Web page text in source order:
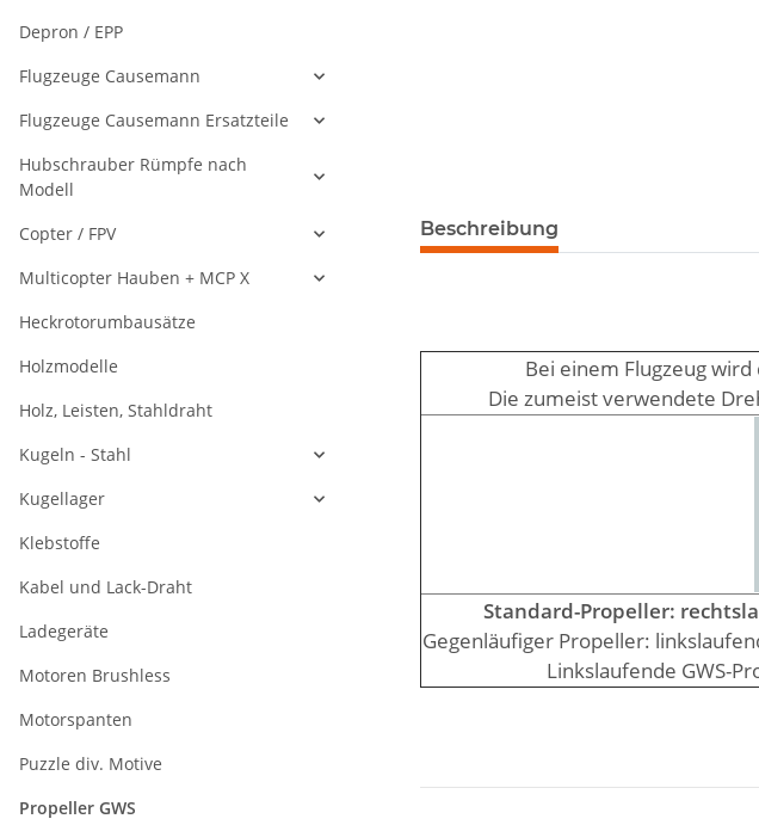
weitere Registerkarten anzeigen
Beschreibung
Bei einem Flugzeug
Die zumeist verwendete
Standard-Propeller:
Gegenläufiger Propeller:
Linkslaufende GWS-
Depron / EPP
Flugzeuge Causemann
Flugzeuge Causemann Ersatzteile
Hubschrauber Rümpfe nach
Modell
Copter / FPV
Multicopter Hauben + MCP X
Heckrotorumbausätze
Holzmodelle
Holz, Leisten, Stahldraht
Kugeln - Stahl
Kugellager
Klebstoffe
Kabel und Lack-Draht
Ladegeräte
Motoren Brushless
Motorspanten
Puzzle div. Motive
Propeller GWS